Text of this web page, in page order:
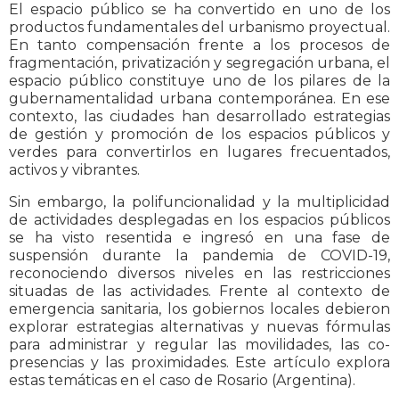
El espacio público se ha convertido en uno de los
productos fundamentales del urbanismo proyectual.
En tanto compensación frente a los procesos de
fragmentación, privatización y segregación urbana, el
espacio público constituye uno de los pilares de la
gubernamentalidad urbana contemporánea. En ese
contexto, las ciudades han desarrollado estrategias
de gestión y promoción de los espacios públicos y
verdes para convertirlos en lugares frecuentados,
activos y vibrantes.
Sin embargo, la polifuncionalidad y la multiplicidad
de actividades desplegadas en los espacios públicos
se ha visto resentida e ingresó en una fase de
suspensión durante la pandemia de COVID-19,
reconociendo diversos niveles en las restricciones
situadas de las actividades. Frente al contexto de
emergencia sanitaria, los gobiernos locales debieron
explorar estrategias alternativas y nuevas fórmulas
para administrar y regular las movilidades, las co-
presencias y las proximidades. Este artículo explora
estas temáticas en el caso de Rosario (Argentina).